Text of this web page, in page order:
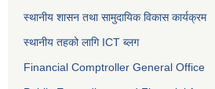
स्थानीय शासन तथा सामुदायिक विकास कार्यक्रम
स्थानीय तहको लागि ICT ब्लग
Financial Comptroller General Office